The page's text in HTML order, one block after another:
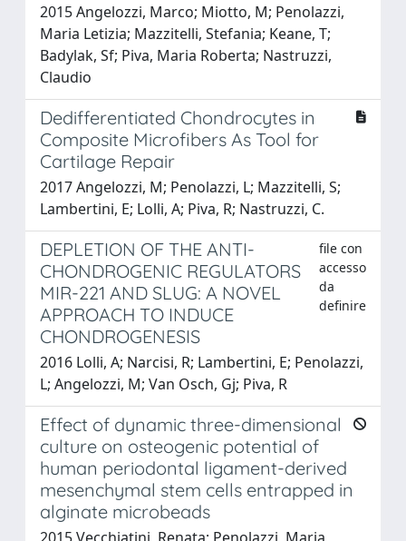
2015 Angelozzi, Marco; Miotto, M; Penolazzi,
Maria Letizia; Mazzitelli, Stefania; Keane, T;
Badylak, Sf; Piva, Maria Roberta; Nastruzzi,
Claudio
Dedifferentiated Chondrocytes in
Composite Microfibers As Tool for
Cartilage Repair
2017 Angelozzi, M; Penolazzi, L; Mazzitelli, S;
Lambertini, E; Lolli, A; Piva, R; Nastruzzi, C.
DEPLETION OF THE ANTI-
CHONDROGENIC REGULATORS
MIR-221 AND SLUG: A NOVEL
APPROACH TO INDUCE
CHONDROGENESIS
file con
accesso
da
definire
2016 Lolli, A; Narcisi, R; Lambertini, E; Penolazzi,
L; Angelozzi, M; Van Osch, Gj; Piva, R
Effect of dynamic three-dimensional
culture on osteogenic potential of
human periodontal ligament-derived
mesenchymal stem cells entrapped in
alginate microbeads